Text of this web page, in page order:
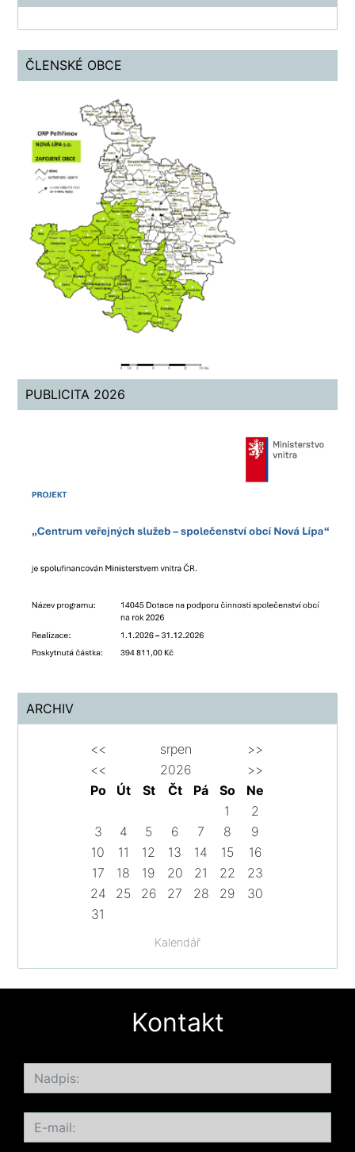
ČLENSKÉ OBCE
PUBLICITA 2026
ARCHIV
Kalendář
<< srpen
>>
<<
2026
>>
Po
Út St Čt Pá So
Ne
1
2
3
4 5 6 7 8
9
10
11 12 13 14 15
16
17
18 19 20 21 22
23
24
25 26 27 28 29
30
31
Kontakt